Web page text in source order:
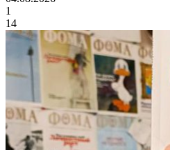
1
14